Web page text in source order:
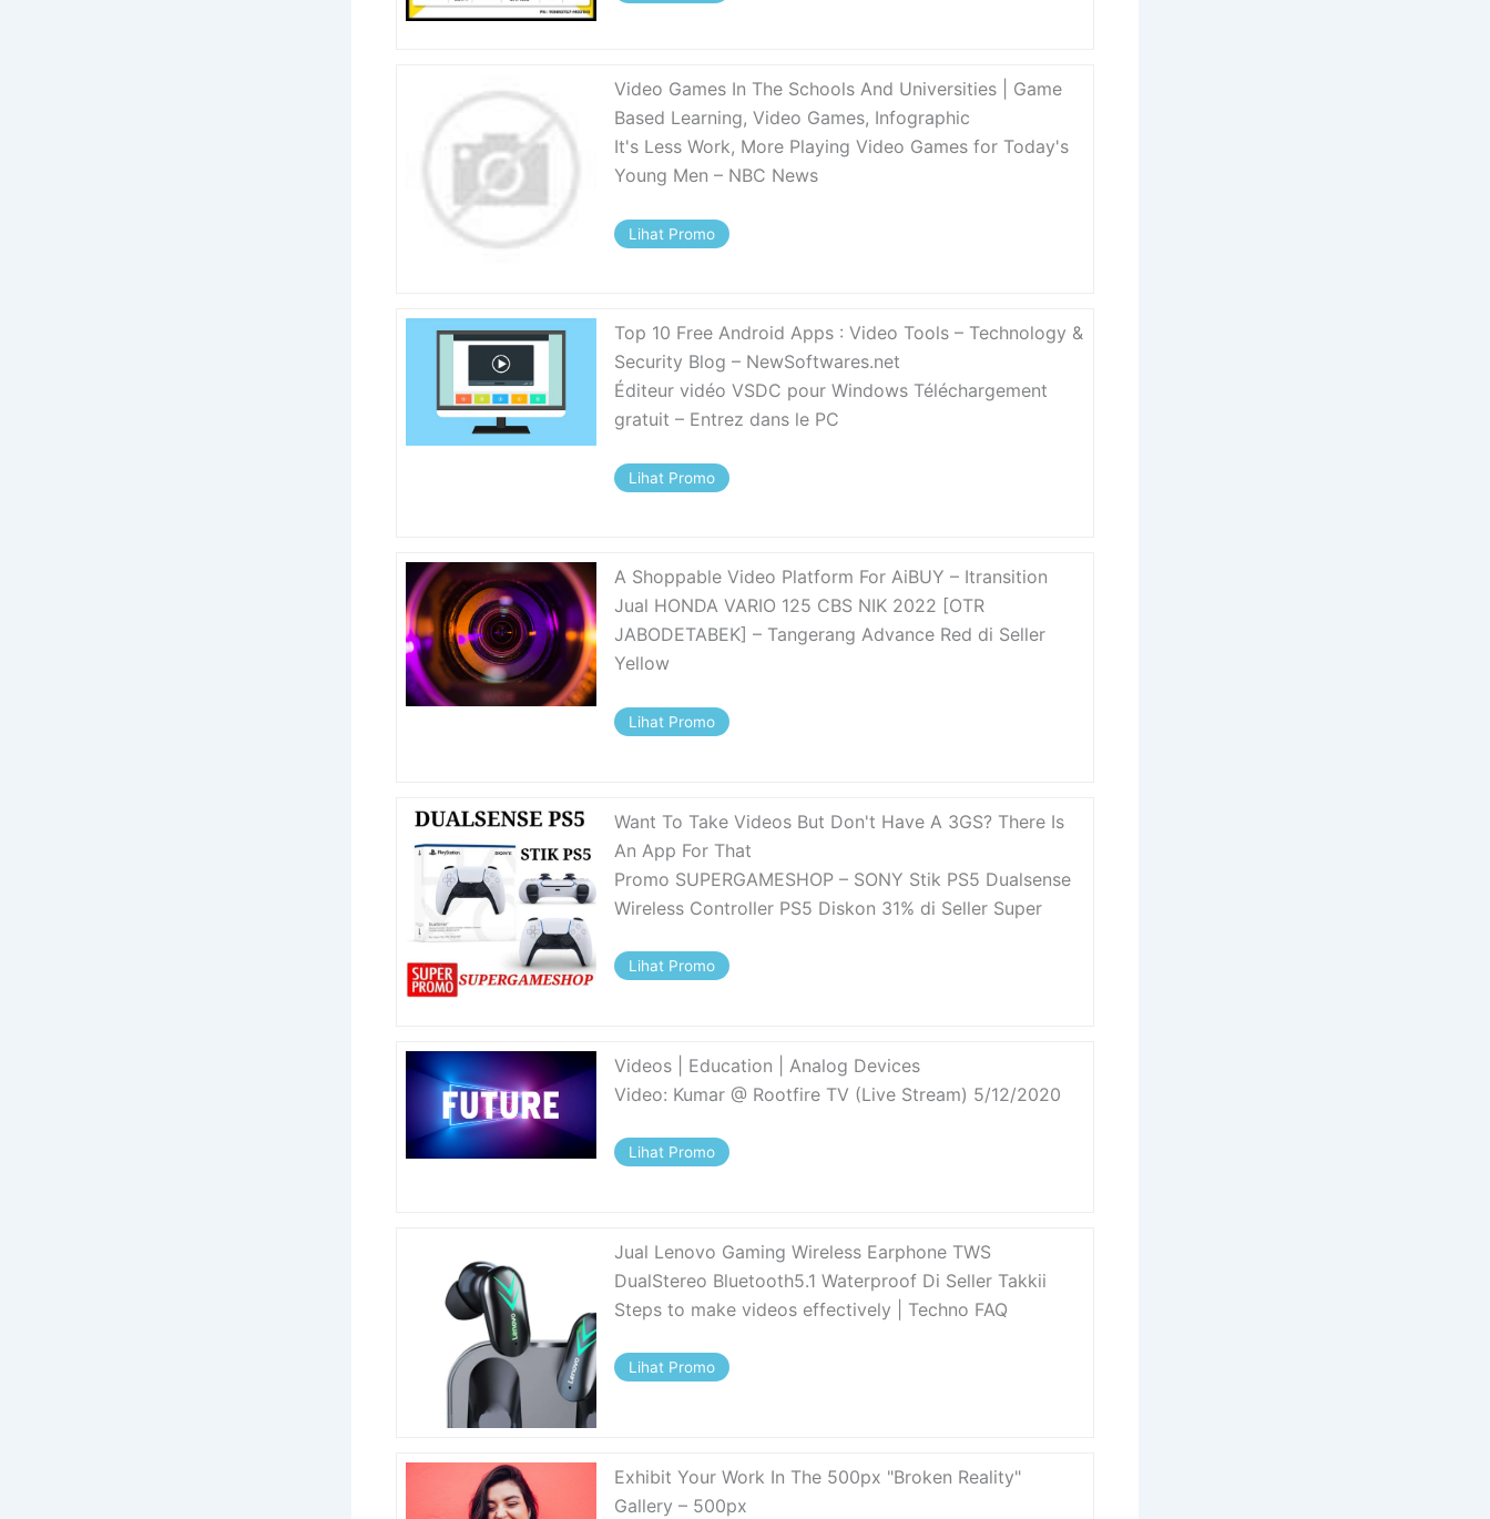
Video Games In The Schools And Universities | Game
Based Learning, Video Games, Infographic
It's Less Work, More Playing Video Games for Today's
Young Men – NBC News
Lihat Promo
Top 10 Free Android Apps : Video Tools – Technology &
Security Blog – NewSoftwares.net
Éditeur vidéo VSDC pour Windows Téléchargement
gratuit – Entrez dans le PC
Lihat Promo
A Shoppable Video Platform For AiBUY – Itransition
Jual HONDA VARIO 125 CBS NIK 2022 [OTR
JABODETABEK] – Tangerang Advance Red di Seller
Yellow
Lihat Promo
Want To Take Videos But Don't Have A 3GS? There Is
An App For That
Promo SUPERGAMESHOP – SONY Stik PS5 Dualsense
Wireless Controller PS5 Diskon 31% di Seller Super
Lihat Promo
Videos | Education | Analog Devices
Video: Kumar @ Rootfire TV (Live Stream) 5/12/2020
Lihat Promo
Jual Lenovo Gaming Wireless Earphone TWS
DualStereo Bluetooth5.1 Waterproof Di Seller Takkii
Steps to make videos effectively | Techno FAQ
Lihat Promo
Exhibit Your Work In The 500px "Broken Reality"
Gallery – 500px